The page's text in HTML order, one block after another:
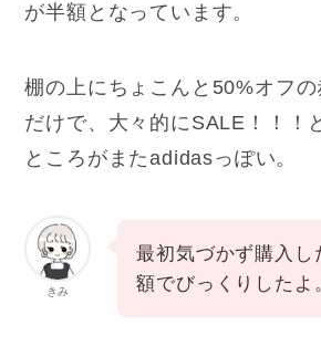
が半額となっています。
棚の上にちょこんと50%オフ
だけで、大々的にSALE！！！
ところがまたadidasっぽい。
きみ
最初気づかず購入し
額でびっくりしたよ